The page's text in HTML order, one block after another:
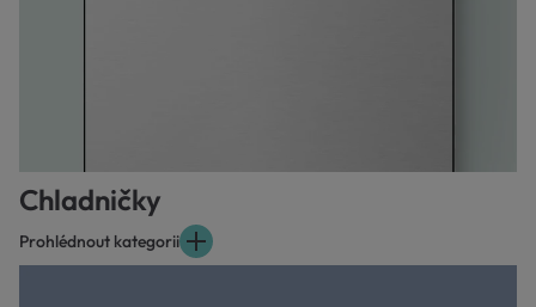
Chladničky
Prohlédnout kategorii